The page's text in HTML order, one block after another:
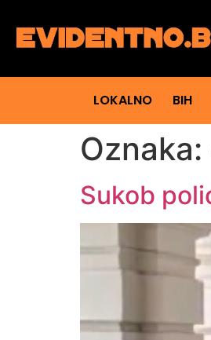
LOKALNO BIH
Oznaka:
Sukob